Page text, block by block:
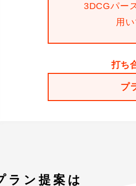
3DCGパー
用
打ち
プ
ン提案は